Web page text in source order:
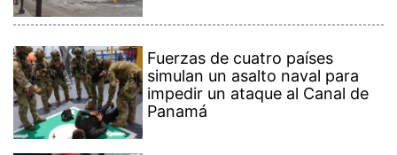
Fuerzas de cuatro países
simulan un asalto naval para
impedir un ataque al Canal de
Panamá